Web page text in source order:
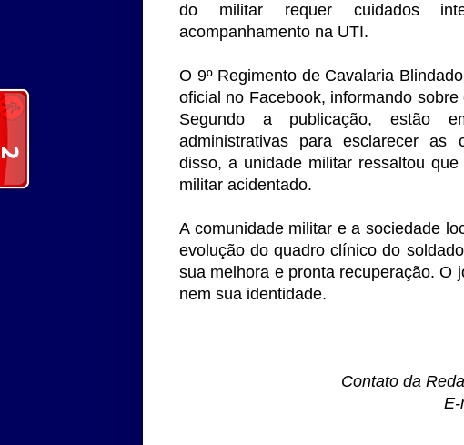
do militar requer cuidados
acompanhamento na UTI.
O 9º Regimento de Cavalaria
oficial no Facebook, informando
Segundo a publicação, estão
administrativas para esclarecer as
disso, a unidade militar ressaltou
militar acidentado.
A comunidade militar e a sociedade
evolução do quadro clínico do
sua melhora e pronta recuperação. O
nem sua identidade.
Contato da
E-